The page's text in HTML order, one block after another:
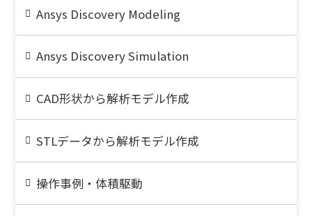
Ansys Discovery Modeling
Ansys Discovery Simulation
CAD形状から解析モデル作成
STLデータから解析モデル作成
操作事例・体積駆動